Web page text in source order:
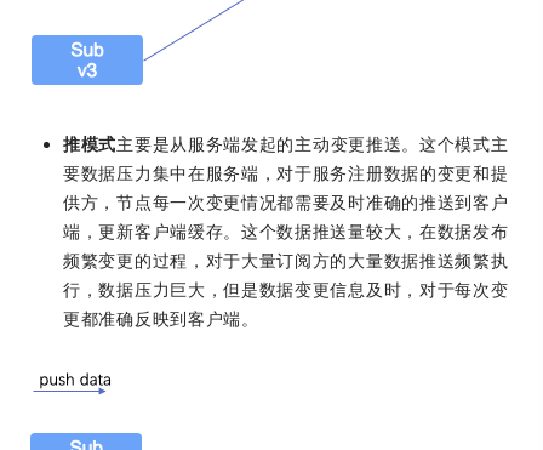
推模式主要是从服务端发起的主动变更推送。这个模式主
要数据压力集中在服务端，对于服务注册数据的变更和提
供方，节点每一次变更情况都需要及时准确的推送到客户
端，更新客户端缓存。这个数据推送量较大，在数据发布
频繁变更的过程，对于大量订阅方的大量数据推送频繁执
行，数据压力巨大，但是数据变更信息及时，对于每次变
更都准确反映到客户端。